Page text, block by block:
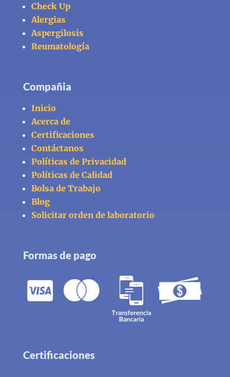
Check Up
Alergias
Aspergilosis
Reumatología
Compañia
Inicio
Acerca de
Certificaciones
Contáctanos
Políticas de Privacidad
Políticas de Calidad
Bolsa de Trabajo
Blog
Solicitar orden de laboratorio
Formas de pago
Certificaciones